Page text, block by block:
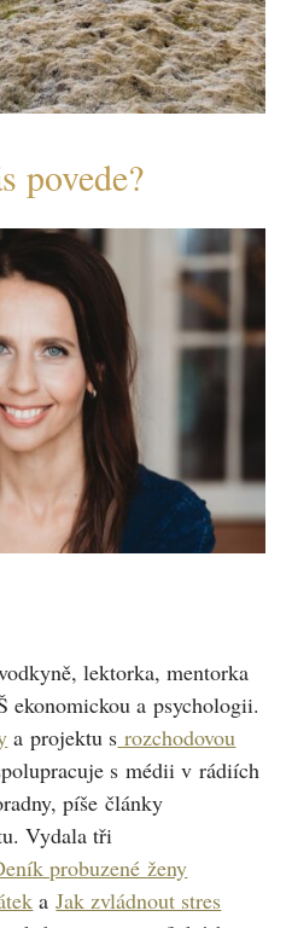
povede?
lektorka, mentorka
ekonomickou a psychologii.
a projektu s rozchodovou
s médii v rádiích
píše články
Vydala tři
probuzené ženy
aJak zvládnout stres